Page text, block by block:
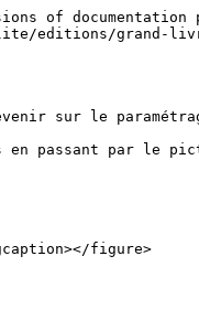
of documentation
editions/grand-
sur le
passant par le
figure>